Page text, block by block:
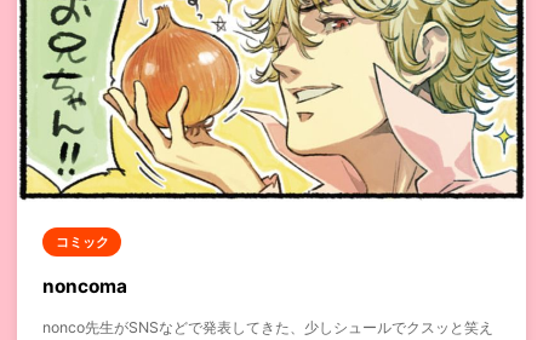
コミック
noncoma
nonco先生がSNSなどで発表してきた、少しシュールでクスッと笑え